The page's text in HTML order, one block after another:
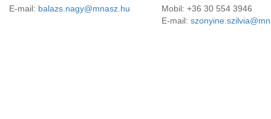
E-mail: balazs.nagy@mnasz.hu
Mobil: +36 30 554 3946
E-mail: